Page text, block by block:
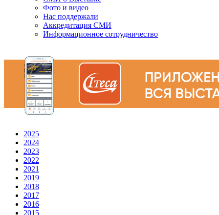
Фото и видео
Нас поддержали
Аккредитация СМИ
Информационное сотрудничество
2025
2024
2023
2022
2021
2019
2018
2017
2016
2015